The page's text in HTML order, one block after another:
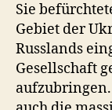
Sie
Gebiet der
Russlands
Gesellschaft